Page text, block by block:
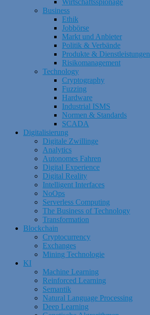
Business
Ethik
Jobbörse
Markt und Anbieter
Politik & Verbände
Produkte & Dienstleistungen
Risikomanagement
Technology
Cryptography
Fuzzing
Hardware
Industrial ISMS
Normen & Standards
SCADA
Digitalisierung
Digitale Zwillinge
Analytics
Autonomes Fahren
Digital Experience
Digital Reality
Intelligent Interfaces
NoOps
Serverless Computing
The Business of Technology
Transformation
Blockchain
Cryptocurrency
Exchanges
Mining Technologie
KI
Machine Learning
Reinforced Learning
Semantik
Natural Language Processing
Deep Learning